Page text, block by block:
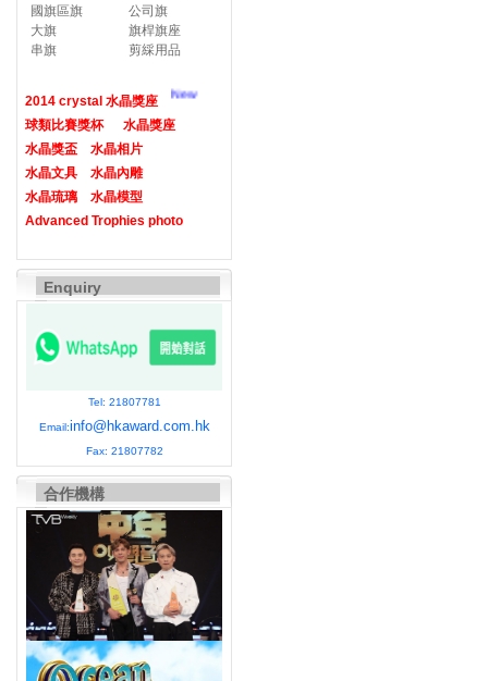
國旗區旗
公司旗
大旗
旗桿旗座
串旗
剪綵用品
2014 crystal 水晶獎座 New
球類比賽獎杯
水晶獎座
水晶獎盃
水晶相片
水晶文具
水晶內雕
水晶琉璃
水晶模型
Advanced Trophies photo
Enquiry
Tel: 21807781
Email:info@hkaward.com.hk
Fax: 21807782
合作機構